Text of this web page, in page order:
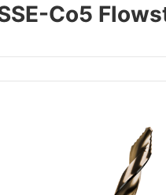
Co5